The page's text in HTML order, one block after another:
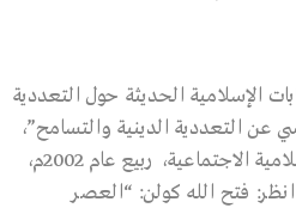
الحديثة حول التعددية
عن التعددية الدينية والتسامح”،
الجريدة الأمريكية للعلوم الإسلامية الاجتماعية، ربيع عام 2002م،
حاشية سفلية رقم 62. انظر: فتح الله كولن: “العصر